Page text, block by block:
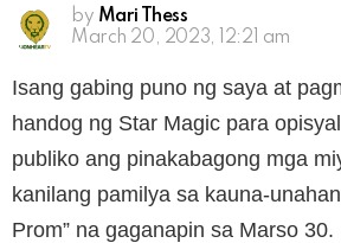
by Mari Thess
March 20, 2023, 12:21 am
Isang gabing puno ng saya at
handog ng Star Magic para
publiko ang pinakabagong mga
kanilang pamilya sa kauna-
Prom” na gaganapin sa Marso 30.